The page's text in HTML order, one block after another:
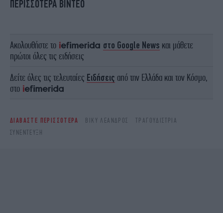
ΠΕΡΙΣΣΟΤΕΡΑ ΒΙΝΤΕΟ
Ακολουθήστε το στο Google News και μάθετε
πρώτοι όλες τις ειδήσεις
Δείτε όλες τις τελευταίες Ειδήσεις από την Ελλάδα και τον Κόσμο,
στο
ΔΙΑΒΑΣΤΕ ΠΕΡΙΣΣΟΤΕΡΑ ΒΊΚΥ ΛΈΑΝΔΡΟΣ
ΤΡΑΓΟΥΔΊΣΤΡΙΑ
ΣΥΝΈΝΤΕΥΞΗ